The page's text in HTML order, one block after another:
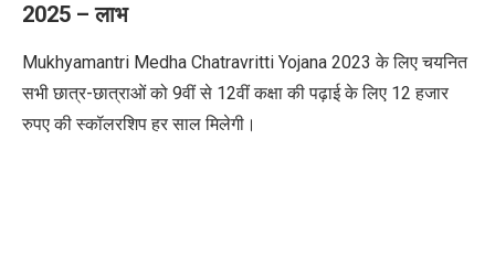
2025 – लाभ
Mukhyamantri Medha Chatravritti Yojana 2023के लिए चयनित
सभी छात्र-छात्राओं को 9वीं से 12वीं कक्षा की पढ़ाई के लिए 12हजार
रुपए की स्कॉलरशिप हर साल मिलेगी।